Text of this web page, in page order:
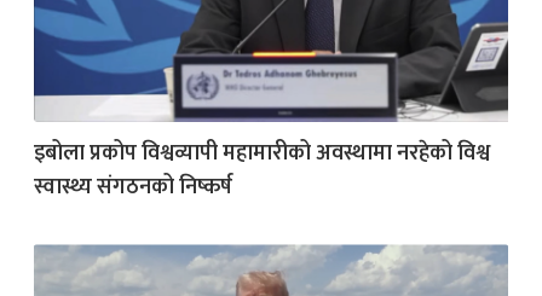
इबोला प्रकोप विश्वव्यापी महामारीको अवस्थामा नरहेको विश्व
स्वास्थ्य संगठनको निष्कर्ष